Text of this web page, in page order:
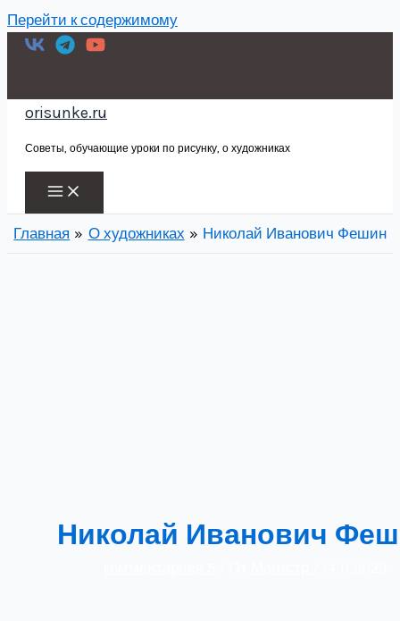
Перейти к содержимому
orisunke.ru
Советы, обучающие уроки по рисунку, о художниках
Главная О художниках Николай Иванович Фешин
Николай Иванович